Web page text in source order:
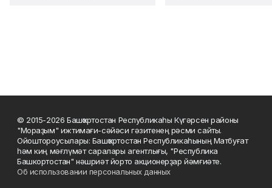
© 2015-2026 Башҡортостан Республикаһы Күгәрсен районы
"Мораҙым" ижтимағи-сәйәси гәзитенең рәсми сайты.
Ойоштороусылары: Башҡортостан Республикаһының Матбуғат
һәм киң мәғлүмәт саралары агентлығы, "Республика
Башкортостан" нәшриәт йорто акционерҙар йәмғиәте.
Об использовании персональных данных